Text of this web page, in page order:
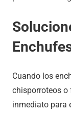
Cuando los
chisporroteos o
inmediato para